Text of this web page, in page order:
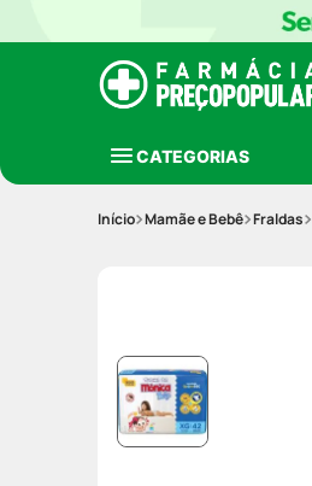
CATEGORIAS
Mamãe e Bebê Fraldas